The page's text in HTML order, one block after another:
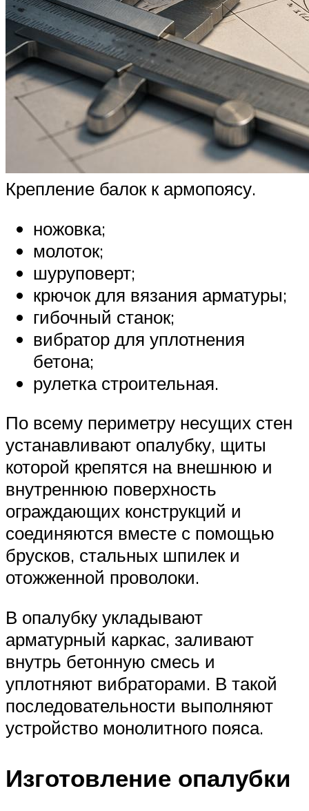
Крепление балок к армопоясу.
ножовка;
молоток;
шуруповерт;
крючок для вязания арматуры;
гибочный станок;
вибратор для уплотнения
бетона;
рулетка строительная.
По всему периметру несущих стен
устанавливают опалубку, щиты
которой крепятся на внешнюю и
внутреннюю поверхность
ограждающих конструкций и
соединяются вместе с помощью
брусков, стальных шпилек и
отожженной проволоки.
В опалубку укладывают
арматурный каркас, заливают
внутрь бетонную смесь и
уплотняют вибраторами. В такой
последовательности выполняют
устройство монолитного пояса.
Изготовление опалубки